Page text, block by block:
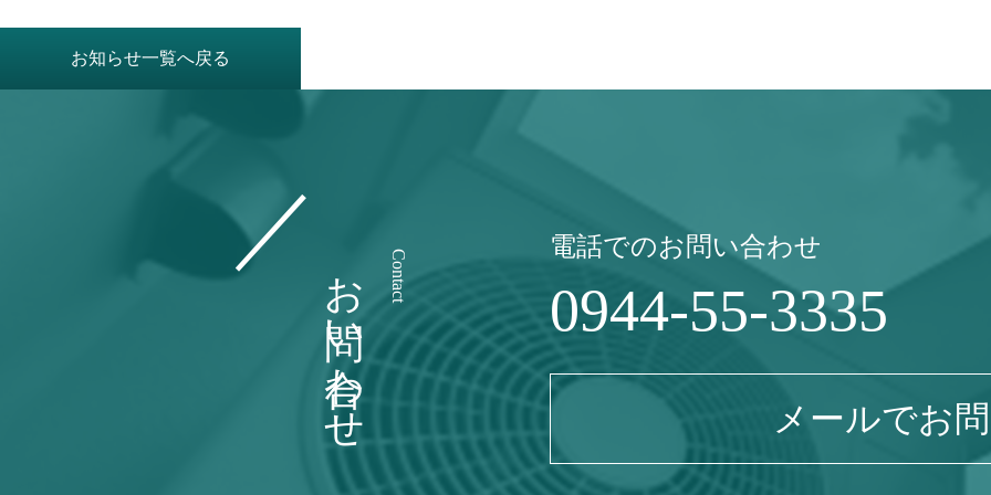
お知らせ一覧へ戻る
お問い合わせ Contact
電話でのお問い合わせ
0944-55-3335
メールでお